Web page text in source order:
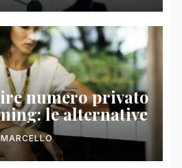
numero privato
le alternative
MARCELLO